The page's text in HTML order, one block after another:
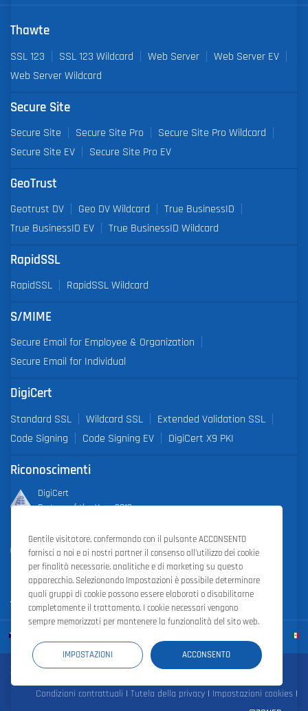
Thawte
SSL 123 SSL 123 Wildcard Web Server
Web Server EV
Web Server Wildcard
Secure Site
Secure Site Secure Site Pro
Secure Site Pro Wildcard
Secure Site EV
Secure Site Pro EV
GeoTrust
Geotrust DV Geo DV Wildcard
True BusinessID
True BusinessID EV
True BusinessID Wildcard
RapidSSL
RapidSSL RapidSSL Wildcard
S/MIME
Secure Email for Employee & Organization
Secure Email for Individual
DigiCert
Standard SSL Wildcard SSL
Extended Validation SSL
Code Signing
Code Signing EV DigiCert X9 PKI
Riconoscimenti
DigiCert
Partner of the Year 2019
Outstanding Sales Performance Award 2018, 2019, 2020, 2021,
2022
Zoner Cloud|Zoner Photo Studio ZONER a.s.
Condizioni contrattuali | Tutela della privacy | Impostazioni cookies |
Gentile visitatore, confermando con il pulsante ACCONSENTO
fornisci a noi e ai nostri partner il consenso all'utilizzo dei cookie
per finalità necessarie, analitiche e di marketing su questo
apparecchio. Selezionando Impostazioni è possibile determinare
quali gruppi di cookie possono essere elaborati o disabilitarne
completamente il trattamento. I cookie necessari vengono
sempre memorizzati per mantenere la funzionalità del sito web.
IMPOSTAZIONI ACCONSENTO